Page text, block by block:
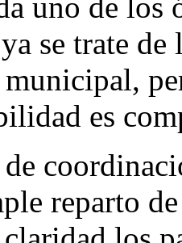
se trate
es
de
reparto